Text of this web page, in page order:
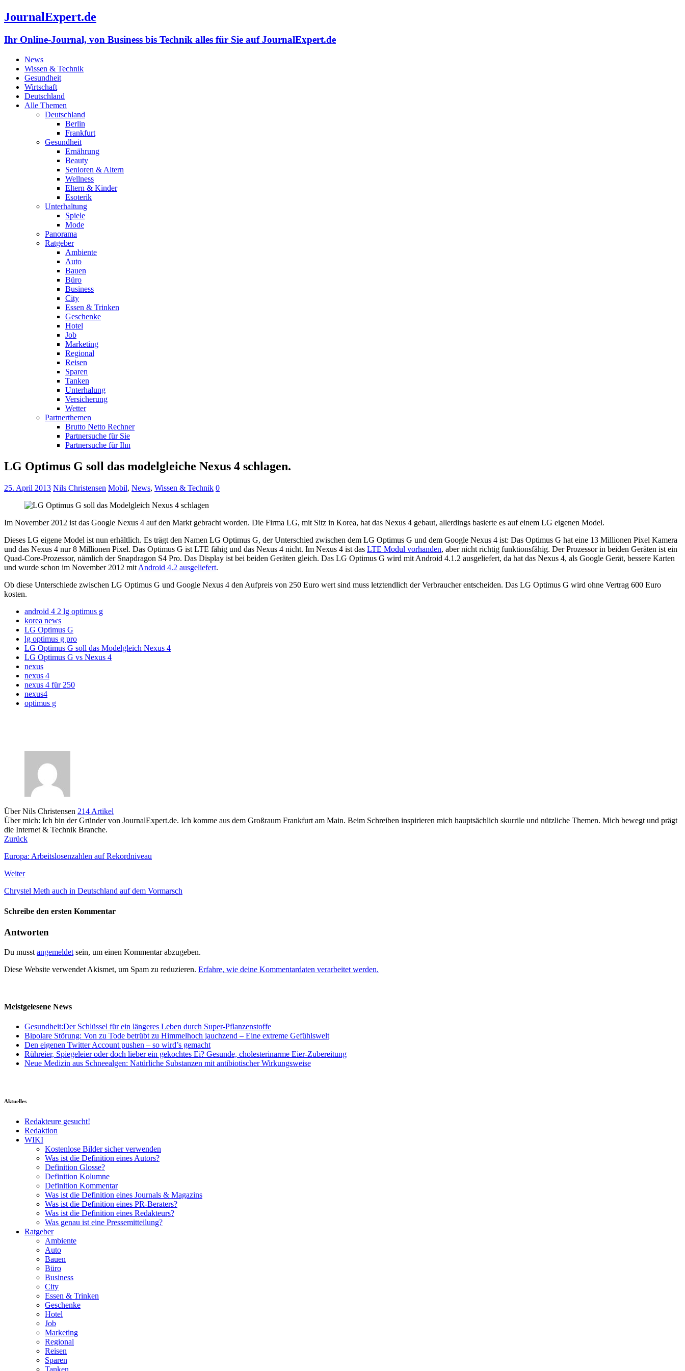
JournalExpert.de
Ihr Online-Journal, von Business bis Technik alles für Sie auf JournalExpert.de
News
Wissen & Technik
Gesundheit
Wirtschaft
Deutschland
Alle Themen
Deutschland
Berlin
Frankfurt
Gesundheit
Ernährung
Beauty
Senioren & Altern
Wellness
Eltern & Kinder
Esoterik
Unterhaltung
Spiele
Mode
Panorama
Ratgeber
Ambiente
Auto
Bauen
Büro
Business
City
Essen & Trinken
Geschenke
Hotel
Job
Marketing
Regional
Reisen
Sparen
Tanken
Unterhalung
Versicherung
Wetter
Partnerthemen
Brutto Netto Rechner
Partnersuche für Sie
Partnersuche für Ihn
LG Optimus G soll das modelgleiche Nexus 4 schlagen.
25. April 2013 Nils Christensen Mobil, News, Wissen & Technik 0
Im November 2012 ist das Google Nexus 4 auf den Markt gebracht worden. Die Firma LG, mit Sitz in Korea, hat das Nexus 4 gebaut, allerdings basierte es auf einem LG eigenen Model.
Dieses LG eigene Model ist nun erhältlich. Es trägt den Namen LG Optimus G, der Unterschied zwischen dem LG Optimus G und dem Google Nexus 4 ist: Das Optimus G hat eine 13 Millionen Pixel Kamera
und das Nexus 4 nur 8 Millionen Pixel. Das Optimus G ist LTE fähig und das Nexus 4 nicht. Im Nexus 4 ist das LTE Modul vorhanden, aber nicht richtig funktionsfähig. Der Prozessor in beiden Geräten ist ein
Quad-Core-Prozessor, nämlich der Snapdragon S4 Pro. Das Display ist bei beiden Geräten gleich. Das LG Optimus G wird mit Android 4.1.2 ausgeliefert, da hat das Nexus 4, als Google Gerät, bessere Karten
und wurde schon im November 2012 mit Android 4.2 ausgeliefert.
Ob diese Unterschiede zwischen LG Optimus G und Google Nexus 4 den Aufpreis von 250 Euro wert sind muss letztendlich der Verbraucher entscheiden. Das LG Optimus G wird ohne Vertrag 600 Euro
kosten.
android 4 2 lg optimus g
korea news
LG Optimus G
lg optimus g pro
LG Optimus G soll das Modelgleich Nexus 4
LG Optimus G vs Nexus 4
nexus
nexus 4
nexus 4 für 250
nexus4
optimus g
Über Nils Christensen 214 Artikel
Über mich: Ich bin der Gründer von JournalExpert.de. Ich komme aus dem Großraum Frankfurt am Main. Beim Schreiben inspirieren mich hauptsächlich skurrile und nützliche Themen. Mich bewegt und prägt
die Internet & Technik Branche.
Zurück
Europa: Arbeitslosenzahlen auf Rekordniveau
Weiter
Chrystel Meth auch in Deutschland auf dem Vormarsch
Schreibe den ersten Kommentar
Antworten
Du musst angemeldet sein, um einen Kommentar abzugeben.
Diese Website verwendet Akismet, um Spam zu reduzieren. Erfahre, wie deine Kommentardaten verarbeitet werden.
Meistgelesene News
Gesundheit:Der Schlüssel für ein längeres Leben durch Super-Pflanzenstoffe
Bipolare Störung: Von zu Tode betrübt zu Himmelhoch jauchzend – Eine extreme Gefühlswelt
Den eigenen Twitter Account pushen – so wird’s gemacht
Rühreier, Spiegeleier oder doch lieber ein gekochtes Ei? Gesunde, cholesterinarme Eier-Zubereitung
Neue Medizin aus Schneealgen: Natürliche Substanzen mit antibiotischer Wirkungsweise
Aktuelles
Redakteure gesucht!
Redaktion
WIKI
Kostenlose Bilder sicher verwenden
Was ist die Definition eines Autors?
Definition Glosse?
Definition Kolumne
Definition Kommentar
Was ist die Definition eines Journals & Magazins
Was ist die Definition eines PR-Beraters?
Was ist die Definition eines Redakteurs?
Was genau ist eine Pressemitteilung?
Ratgeber
Ambiente
Auto
Bauen
Büro
Business
City
Essen & Trinken
Geschenke
Hotel
Job
Marketing
Regional
Reisen
Sparen
Tanken